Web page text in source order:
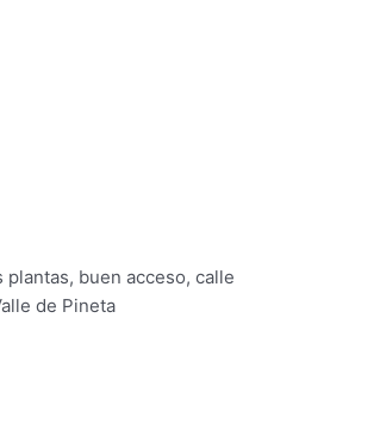
plantas, buen acceso, calle
de Pineta